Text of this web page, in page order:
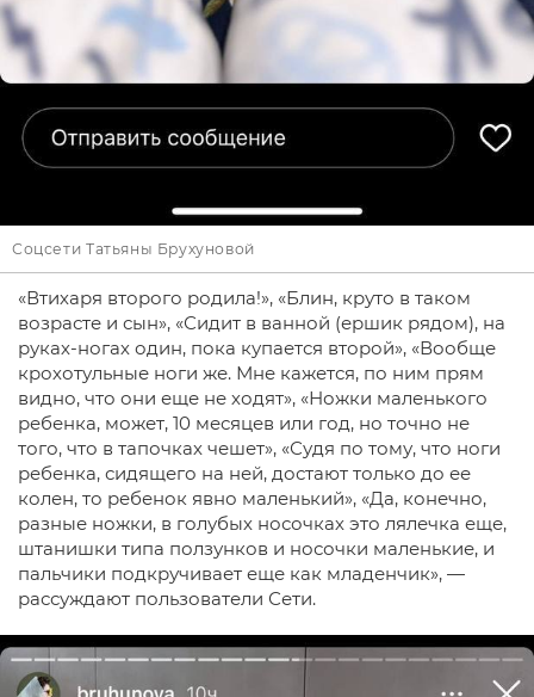
Соцсети Татьяны Брухуновой
«Втихаря второго родила!», «Блин, круто в таком
возрасте и сын», «Сидит в ванной (ершик рядом), на
руках-ногах один, пока купается второй», «Вообще
крохотульные ноги же. Мне кажется, по ним прям
видно, что они еще не ходят», «Ножки маленького
ребенка, может, 10 месяцев или год, но точно не
того, что в тапочках чешет», «Судя по тому, что ноги
ребенка, сидящего на ней, достают только до ее
колен, то ребенок явно маленький», «Да, конечно,
разные ножки, в голубых носочках это лялечка еще,
штанишки типа ползунков и носочки маленькие, и
пальчики подкручивает еще как младенчик», —
рассуждают пользователи Сети.